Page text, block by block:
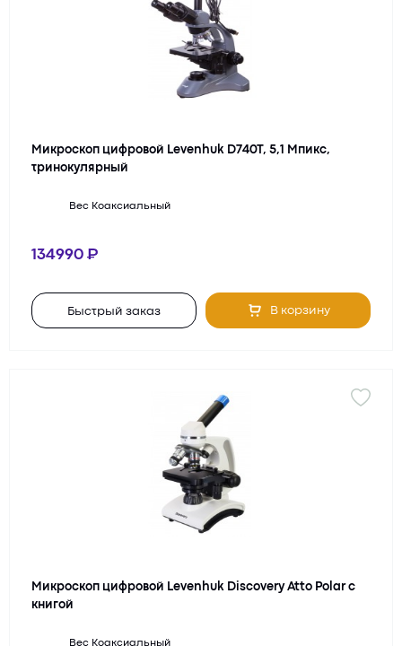
Микроскоп цифровой Levenhuk D740T, 5,1 Мпикс,
тринокулярный
Вес Коаксиальный
134990
Быстрый заказ В корзину
Микроскоп цифровой Levenhuk Discovery Atto Polar с
книгой
Вес Коаксиальный